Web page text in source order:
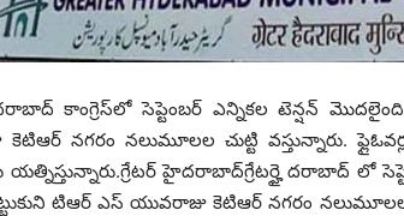
కాంగ్రెస్‌లో సెప్టెంబ‌ర్ ఎన్నిక‌ల టెన్ష‌న్ మొద‌లైంది.
న‌గ‌రం న‌లుమూల‌ల చుట్టి వ‌స్తున్నారు.
య‌త్నిస్తున్నారు.గ్రేట‌ర్ హైద‌రాబాద్‌గ్రేటర్హై ద‌రాబాద్ లో
టిఆర్ ఎస్ యువ‌రాజు కెటిఆర్ న‌గ‌రం న‌లుమూల‌ల